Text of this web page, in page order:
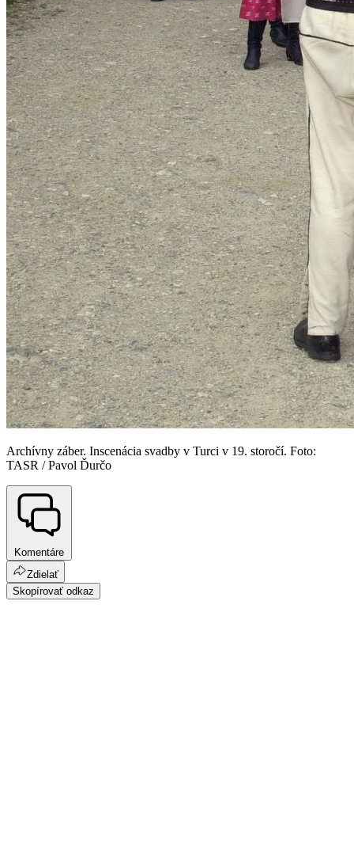
Archívny záber. Inscenácia svadby v Turci v 19. storočí. Foto:
TASR / Pavol Ďurčo
Komentáre
Zdielať
Skopírovať odkaz